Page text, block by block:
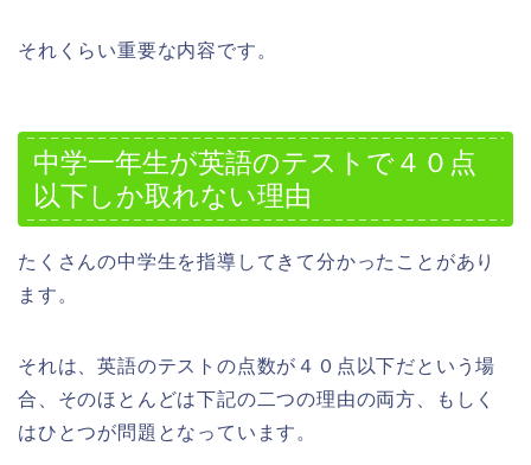
それくらい重要な内容です。
中学一年生が英語のテストで４０点
以下しか取れない理由
たくさんの中学生を指導してきて分かったことがあり
ます。
それは、英語のテストの点数が４０点以下だという場
合、そのほとんどは下記の二つの理由の両方、もしく
はひとつが問題となっています。